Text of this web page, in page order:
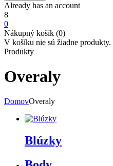
Already has an account
8
0
Nákupný košík (0)
V košíku nie sú žiadne produkty.
Produkty
Overaly
DomovOveraly
Blúzky